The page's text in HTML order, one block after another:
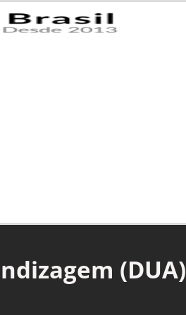
(DUA)